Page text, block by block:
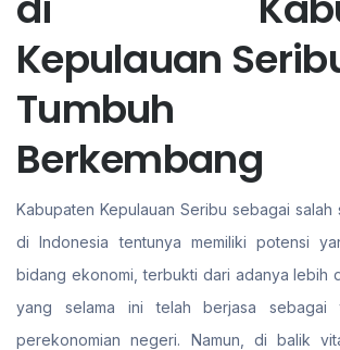
Kepulauan
Tumbuh
Berkembang
Kabupaten Kepulauan Seribu sebagai
di Indonesia tentunya memiliki potensi
bidang ekonomi, terbukti dari adanya lebih
yang selama ini telah berjasa sebagai
perekonomian negeri. Namun, di balik